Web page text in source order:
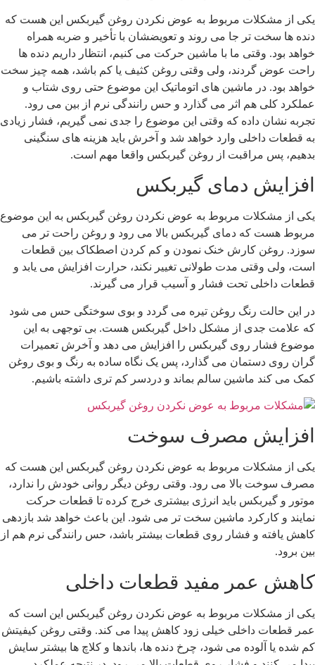
از مشکلات مربوط به عوض نکردن روغن گیربکس این هست که
ها سخت تر جا می روند و تعویضشان با تأخیر و ضربه همراه
بود. وقتی ما با ماشین حرکت می کنیم، انتظار داریم دنده ها
عوض گردند، ولی وقتی روغن کثیف یا کم باشد، همه چیز سخت
بود. در ماشین های اتوماتیک این موضوع حتی روی شتاب و
کلی هم اثر می گذارد و حس رانندگی نرم از بین می رود.
نشان داده که وقتی این موضوع را جدی نمی گیریم، فشار زیادی
قطعات داخلی وارد خواهد شد و آخرش باید هزینه های سنگینی
پس مراقبت از روغن گیربکس واقعا مهم است.
دمای گیربکس
از مشکلات مربوط به عوض نکردن روغن گیربکس به این موضوع
هست که دمای گیربکس بالا می رود و روغن راحت تر می
روغن کارش خنک نمودن و کم کردن اصطکاک بین قطعات
ولی وقتی مدت طولانی تغییر نکند، حرارت افزایش می یابد و
داخلی تحت فشار و آسیب قرار می گیرند.
این حالت رنگ روغن تیره می گردد و بوی سوختگی حس می شود
علامت جدی از مشکل داخل گیربکس هست. بی توجهی به این
فشار روی گیربکس را افزایش می دهد و آخرش تعمیرات
روی دستمان می گذارد، پس یک نگاه ساده به رنگ و بوی روغن
می کند ماشین سالم بماند و دردسر کم تری داشته باشیم.
مصرف سوخت
از مشکلات مربوط به عوض نکردن روغن گیربکس این هست که
سوخت بالا می رود. وقتی روغن دیگر روانی خودش را ندارد،
و گیربکس باید انرژی بیشتری خرج کرده تا قطعات حرکت
و کارکرد ماشین سخت تر می شود. این باعث خواهد شد بازدهی
یافته و فشار روی قطعات بیشتر باشد، حس رانندگی نرم هم از
برود.
عمر مفید قطعات داخلی
از مشکلات مربوط به عوض نکردن روغن گیربکس این است که
قطعات داخلی خیلی زود کاهش پیدا می کند. وقتی روغن کیفیتش
شده یا آلوده می شود، چرخ دنده ها، باندها و کلاچ ها بیشتر سایش